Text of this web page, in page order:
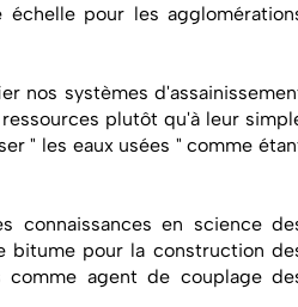
pour les
nos systèmes
plutôt qu'à leur
" les eaux usées " comme
connaissances en science
bitume pour la construction
comme agent de couplage